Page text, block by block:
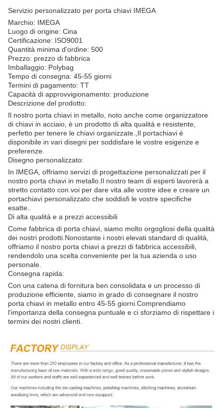
Servizio personalizzato per porta chiavi IMEGA
Marchio: IMEGA
Luogo di origine: Cina
Certificazione: ISO9001
Quantità minima d'ordine: 500
Prezzo: prezzo di fabbrica
Imballaggio: Polybag
Tempo di consegna: 45-55 giorni
Termini di pagamento: TT
Capacità di approvvigionamento: produzione
Descrizione del prodotto:
Il nostro porta chiavi in metallo, noto anche come organizzatore
di chiavi in acciaio, è un prodotto di alta qualità e resistente,
perfetto per tenere le chiavi organizzate.,Il portachiavi è
disponibile in vari disegni per soddisfare le vostre esigenze e
preferenze.
Disegno personalizzato:
In IMEGA, offriamo servizi di progettazione personalizzati per il
nostro porta chiavi in metallo.Il nostro team di esperti lavorerà a
stretto contatto con voi per dare vita alle vostre idee e creare un
portachiavi personalizzato che soddisfi le vostre specifiche
esatte..
Di alta qualità e a prezzi accessibili
Come fabbrica di porta chiavi, siamo molto orgogliosi della qualità
dei nostri prodotti.Nonostante i nostri elevati standard di qualità,
offriamo il nostro porta chiavi a prezzi di fabbrica accessibili,
rendendolo una scelta conveniente per la tua azienda o uso
personale.
Consegna rapida:
Con una catena di fornitura ben consolidata e un processo di
produzione efficiente, siamo in grado di consegnare il nostro
porta chiavi in metallo entro 45-55 giorni.Comprendiamo
l'importanza della consegna puntuale e ci sforziamo di rispettare i
termini dei nostri clienti.